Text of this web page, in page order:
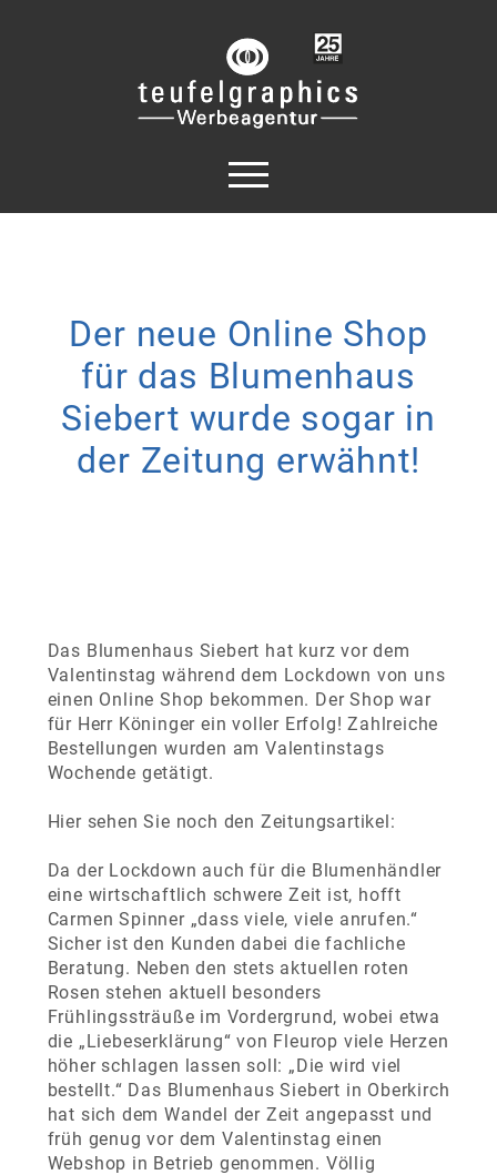
Der neue Online Shop
für das Blumenhaus
Siebert wurde sogar in
der Zeitung erwähnt!
Das Blumenhaus Siebert hat kurz vor dem
Valentinstag während dem Lockdown von uns
einen Online Shop bekommen. Der Shop war
für Herr Köninger ein voller Erfolg! Zahlreiche
Bestellungen wurden am Valentinstags
Wochende getätigt.
Hier sehen Sie noch den Zeitungsartikel:
Da der Lockdown auch für die Blumenhändler
eine wirtschaftlich schwere Zeit ist, hofft
Carmen Spinner „dass viele, viele anrufen.“
Sicher ist den Kunden dabei die fachliche
Beratung. Neben den stets aktuellen roten
Rosen stehen aktuell besonders
Frühlingssträuße im Vordergrund, wobei etwa
die „Liebeserklärung“ von Fleurop viele Herzen
höher schlagen lassen soll: „Die wird viel
bestellt.“ Das Blumenhaus Siebert in Oberkirch
hat sich dem Wandel der Zeit angepasst und
früh genug vor dem Valentinstag einen
Webshop in Betrieb genommen. Völlig